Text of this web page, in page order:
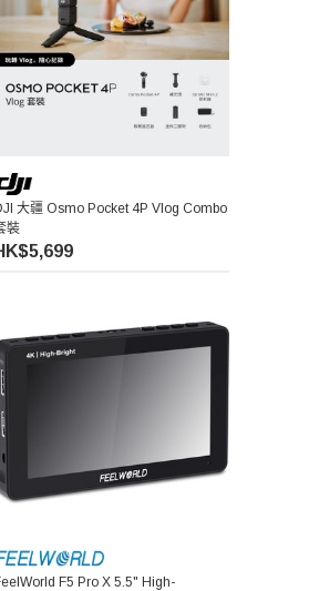
大疆 Osmo Pocket 4P Vlog Combo
裝
F5 Pro X 5.5" High-